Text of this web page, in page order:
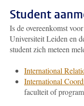
Student
Is de overeenkomst
Universiteit Leiden en
student zich meteen
International
International
faculteit of